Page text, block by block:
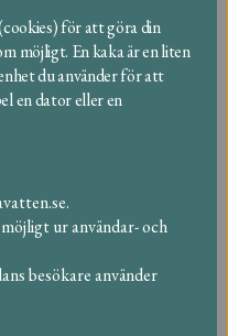
för att göra din
möjligt. En kaka är en liten
du använder för att
en dator eller en
ur användar- och
besökare använder